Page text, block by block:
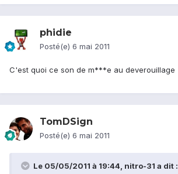
phidie
Posté(e) 6 mai 2011
C'est quoi ce son de m***e au deverouillage
TomDSign
Posté(e) 6 mai 2011
Le 05/05/2011 à 19:44, nitro-31 a dit :